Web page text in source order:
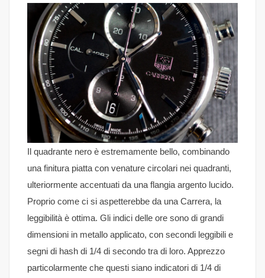
Il quadrante nero è estremamente bello, combinando
una finitura piatta con venature circolari nei quadranti,
ulteriormente accentuati da una flangia argento lucido.
Proprio come ci si aspetterebbe da una Carrera, la
leggibilità è ottima. Gli indici delle ore sono di grandi
dimensioni in metallo applicato, con secondi leggibili e
segni di hash di 1/4 di secondo tra di loro. Apprezzo
particolarmente che questi siano indicatori di 1/4 di